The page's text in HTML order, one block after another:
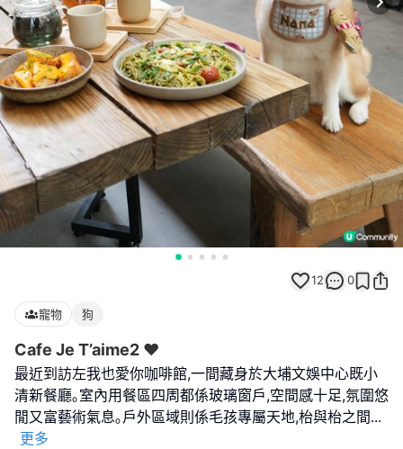
12 0
寵物 狗
Cafe Je T’aime2 ❤️
最近到訪左我也愛你咖啡館,一間藏身於大埔文娛中心既小
清新餐廳｡室內用餐區四周都係玻璃窗戶,空間感十足,氛圍悠
閒又富藝術氣息｡戶外區域則係毛孩專屬天地,枱與枱之間...
更多